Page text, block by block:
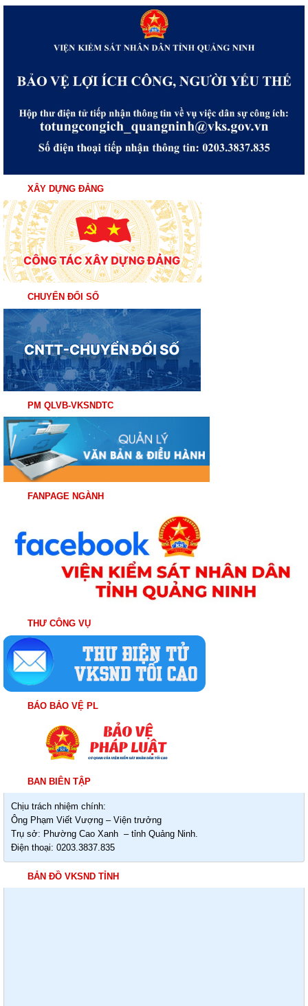
XÂY DỰNG ĐẢNG
CHUYỂN ĐỔI SỐ
PM QLVB-VKSNDTC
FANPAGE NGÀNH
THƯ CÔNG VỤ
BÁO BẢO VỆ PL
BAN BIÊN TẬP
Chịu trách nhiệm chính:
Ông Phạm Viết Vượng – Viện trưởng
Trụ sở: Phường Cao Xanh – tỉnh Quảng Ninh.
Điện thoại: 0203.3837.835
BẢN ĐỒ VKSND TỈNH